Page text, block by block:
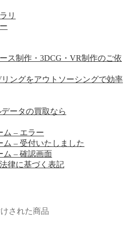
リ
ス制作・3DCG・VR制作のご依
ングをアウトソーシングで効率
ータの買取なら
ム – エラー
ム – 受付いたしました
ム – 確認画面
律に基づく表記
された商品